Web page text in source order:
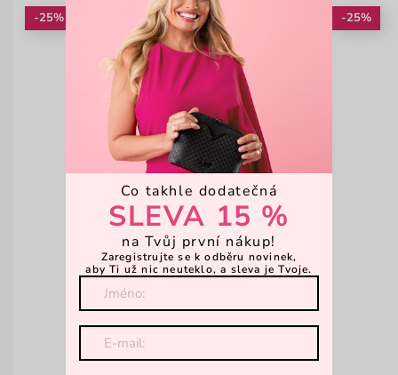
-25% -25%
Co takhle dodatečná
SLEVA 15 %
na Tvůj první nákup!
Zaregistrujte se k odběru novinek,
aby Ti už nic neuteklo, a sleva je Tvoje.